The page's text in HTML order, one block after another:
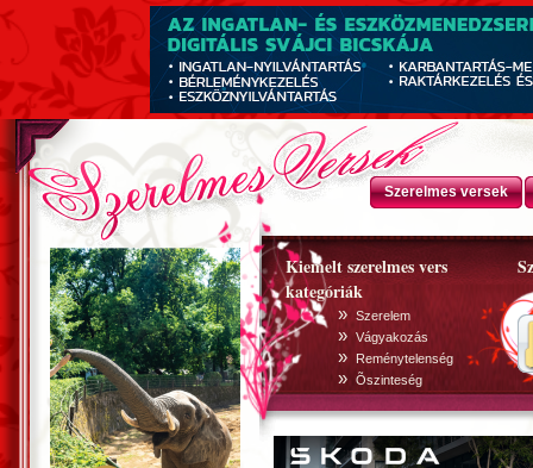
Szerelmes versek
Kiemelt szerelmes vers
kategóriák
» Szerelem
» Vágyakozás
» Reménytelenség
» Õszinteség